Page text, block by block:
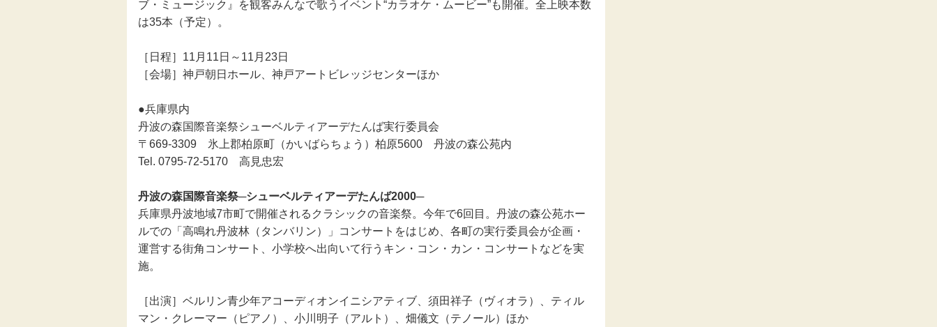
ブ・ミュージック』を観客みんなで歌うイベント“カラオケ・ムービー”も開催。全上映本数
は35本（予定）。
［日程］11月11日～11月23日
［会場］神戸朝日ホール、神戸アートビレッジセンターほか
●兵庫県内
丹波の森国際音楽祭シューベルティアーデたんば実行委員会
〒669-3309 氷上郡柏原町（かいばらちょう）柏原5600 丹波の森公苑内
Tel. 0795-72-5170 高見忠宏
丹波の森国際音楽祭─シューベルティアーデたんば2000─
兵庫県丹波地域7市町で開催されるクラシックの音楽祭。今年で6回目。丹波の森公苑ホー
ルでの「高鳴れ丹波林（タンバリン）」コンサートをはじめ、各町の実行委員会が企画・
運営する街角コンサート、小学校へ出向いて行うキン・コン・カン・コンサートなどを実
施。
［出演］ベルリン青少年アコーディオンイニシアティブ、須田祥子（ヴィオラ）、ティル
マン・クレーマー（ピアノ）、小川明子（アルト）、畑儀文（テノール）ほか